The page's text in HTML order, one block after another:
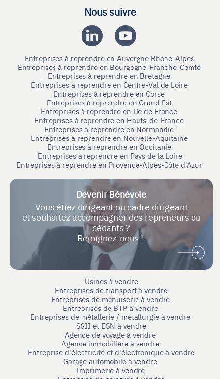
Nous suivre
Entreprises à reprendre en Auvergne Rhone-Alpes
Entreprises à reprendre en Bourgogne-Franche-Comté
Entreprises à reprendre en Bretagne
Entreprises à reprendre en Centre-Val de Loire
Entreprises à reprendre en Corse
Entreprises à reprendre en Grand Est
Entreprises à reprendre en Ile de France
Entreprises à reprendre en Hauts-de-France
Entreprises à reprendre en Normandie
Entreprises à reprendre en Nouvelle-Aquitaine
Entreprises à reprendre en Occitanie
Entreprises à reprendre en Pays de la Loire
Entreprises à reprendre en Provence-Alpes-Côte d'Azur
Devenir Bénévole
Vous étiez dirigeant ou cadre dirigeant
et souhaitez accompagner des repreneurs ou
cédants ?
Rejoignez-nous !
Usines à vendre
Entreprises de transport à vendre
Entreprises de menuiserie à vendre
Entreprises de BTP à vendre
Entreprises de métallerie / métallurgie à vendre
SSII et ESN à vendre
Agence de voyage à vendre
Agence immobilière à vendre
Entreprise d'électricité et d'électronique à vendre
Garage automobile à vendre
Imprimerie à vendre